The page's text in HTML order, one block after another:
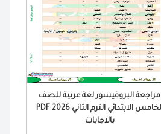
مراجعة البروفيسور لغة عربية للصف
الخامس الابتدائي الترم الثاني 2026 PDF
بالاجابات